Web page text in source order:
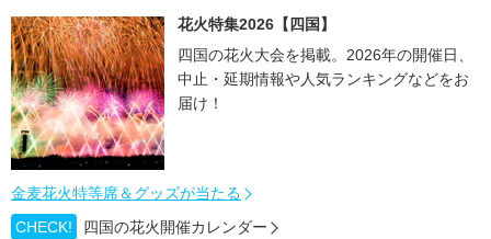
花火特集2026【四国】
四国の花火大会を掲載。2026年の開催日、
中止・延期情報や人気ランキングなどをお
届け！
金麦花火特等席＆グッズが当たる
CHECK!
四国の花火開催カレンダー